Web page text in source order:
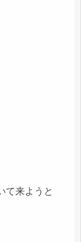
て来ようと